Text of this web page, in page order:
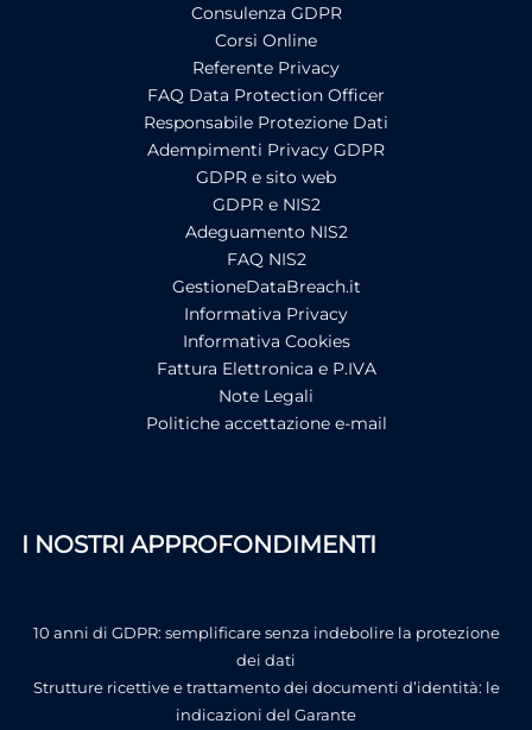
Consulenza GDPR
Corsi Online
Referente Privacy
FAQ Data Protection Officer
Responsabile Protezione Dati
Adempimenti Privacy GDPR
GDPR e sito web
GDPR e NIS2
Adeguamento NIS2
FAQ NIS2
GestioneDataBreach.it
Informativa Privacy
Informativa Cookies
Fattura Elettronica e P.IVA
Note Legali
Politiche accettazione e-mail
I NOSTRI APPROFONDIMENTI
10 anni di GDPR: semplificare senza indebolire la protezione
dei dati
Strutture ricettive e trattamento dei documenti d’identità: le
indicazioni del Garante